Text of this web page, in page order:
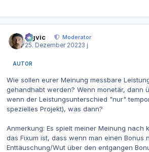
bigvic
Moderator
25. Dezember 20223 j
AUTOR
Wie sollen eurer Meinung messbare
gehandhabt werden? Wenn monetär, dann
wenn der Leistungsunterschied "nur"
spezielles Projekt), was dann?
Anmerkung: Es spielt meiner Meinung nach
das Fixum ist, dass wenn man einen Bonus
Enttäuschung/Wut über den entgangen